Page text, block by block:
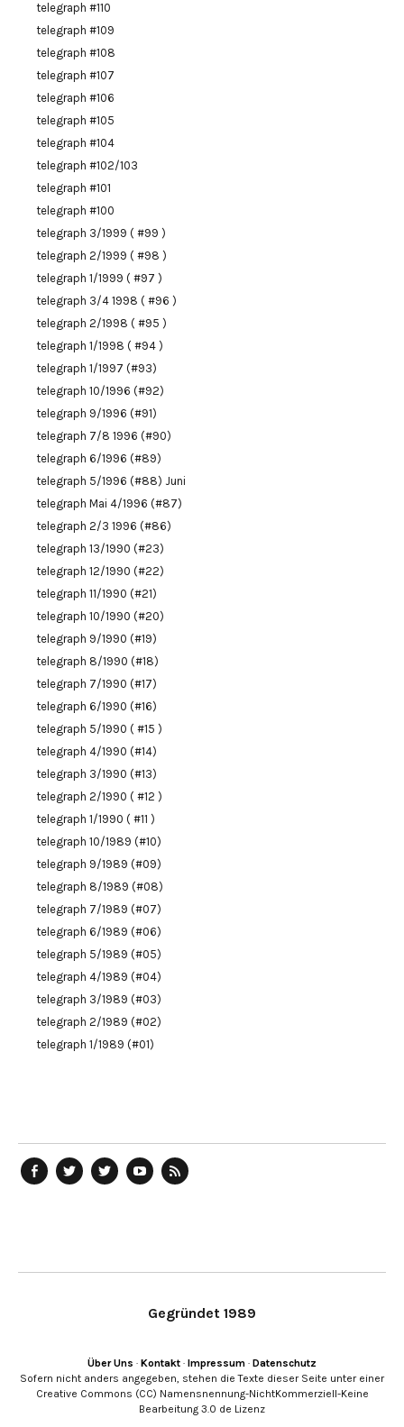
telegraph #110
telegraph #109
telegraph #108
telegraph #107
telegraph #106
telegraph #105
telegraph #104
telegraph #102/103
telegraph #101
telegraph #100
telegraph 3/1999 ( #99 )
telegraph 2/1999 ( #98 )
telegraph 1/1999 ( #97 )
telegraph 3/4 1998 ( #96 )
telegraph 2/1998 ( #95 )
telegraph 1/1998 ( #94 )
telegraph 1/1997 (#93)
telegraph 10/1996 (#92)
telegraph 9/1996 (#91)
telegraph 7/8 1996 (#90)
telegraph 6/1996 (#89)
telegraph 5/1996 (#88) Juni
telegraph Mai 4/1996 (#87)
telegraph 2/3 1996 (#86)
telegraph 13/1990 (#23)
telegraph 12/1990 (#22)
telegraph 11/1990 (#21)
telegraph 10/1990 (#20)
telegraph 9/1990 (#19)
telegraph 8/1990 (#18)
telegraph 7/1990 (#17)
telegraph 6/1990 (#16)
telegraph 5/1990 ( #15 )
telegraph 4/1990 (#14)
telegraph 3/1990 (#13)
telegraph 2/1990 ( #12 )
telegraph 1/1990 ( #11 )
telegraph 10/1989 (#10)
telegraph 9/1989 (#09)
telegraph 8/1989 (#08)
telegraph 7/1989 (#07)
telegraph 6/1989 (#06)
telegraph 5/1989 (#05)
telegraph 4/1989 (#04)
telegraph 3/1989 (#03)
telegraph 2/1989 (#02)
telegraph 1/1989 (#01)
Gegründet 1989
Über Uns · Kontakt · Impressum · Datenschutz
Sofern nicht anders angegeben, stehen die Texte dieser Seite unter einer
Creative Commons (CC) Namensnennung-NichtKommerziell-Keine
Bearbeitung 3.0 de Lizenz